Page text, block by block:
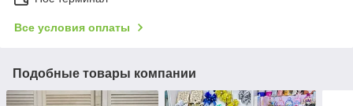
Все условия оплаты
Подобные товары компании